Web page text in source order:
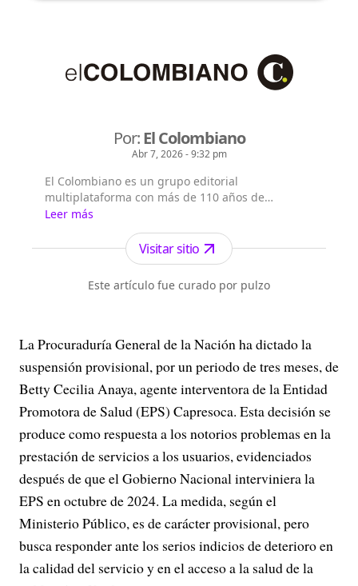
Por:El Colombiano
Abr 7, 2026 - 9:32 pm
El Colombiano es un grupo editorial
multiplataforma con más de 110 años de
existencia. Nació en la ciudad de Medellín en
Antioquia. Fundado el 6 de febrero de 1912 por
Francisco de Paula Pérez, se ha especializado en
la investigación y generación de contenidos
periodísticos para diferentes plataformas en las
que provee a las a...
Leer más
Visitar sitio
Este artículo fue curado por pulzo
La Procuraduría General de la Nación ha dictado la
suspensión provisional, por un periodo de tres meses, de
Betty Cecilia Anaya, agente interventora de la Entidad
Promotora de Salud (EPS) Capresoca. Esta decisión se
produce como respuesta a los notorios problemas en la
prestación de servicios a los usuarios, evidenciados
después de que el Gobierno Nacional interviniera la
EPS en octubre de 2024. La medida, según el
Ministerio Público, es de carácter provisional, pero
busca responder ante los serios indicios de deterioro en
la calidad del servicio y en el acceso a la salud de la